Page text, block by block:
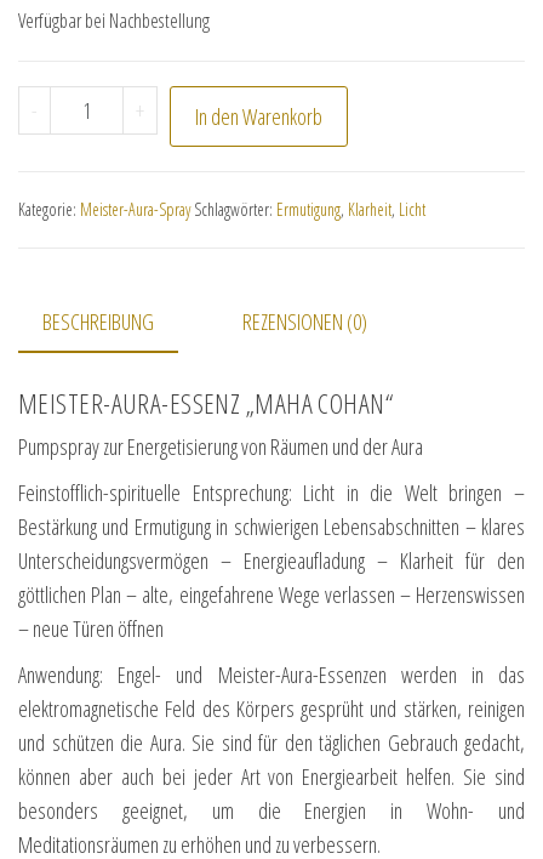
Verfügbar bei Nachbestellung
- Meister-Aura-Essenz "Maha Cohan" Menge
+ In den Warenkorb
Kategorie: Meister-Aura-Spray Schlagwörter: Ermutigung, Klarheit, Licht
BESCHREIBUNG REZENSIONEN (0)
MEISTER-AURA-ESSENZ „MAHA COHAN“
Pumpspray zur Energetisierung von Räumen und der Aura
Feinstofflich-spirituelle Entsprechung: Licht in die Welt bringen –
Bestärkung und Ermutigung in schwierigen Lebensabschnitten – klares
Unterscheidungsvermögen – Energieaufladung – Klarheit für den
göttlichen Plan – alte, eingefahrene Wege verlassen – Herzenswissen
– neue Türen öffnen
Anwendung: Engel- und Meister-Aura-Essenzen werden in das
elektromagnetische Feld des Körpers gesprüht und stärken, reinigen
und schützen die Aura. Sie sind für den täglichen Gebrauch gedacht,
können aber auch bei jeder Art von Energiearbeit helfen. Sie sind
besonders geeignet, um die Energien in Wohn- und
Meditationsräumen zu erhöhen und zu verbessern.